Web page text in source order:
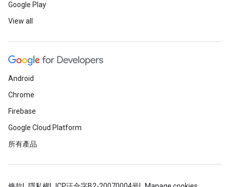
Google Play
View all
Android
Chrome
Firebase
Google Cloud Platform
所有產品